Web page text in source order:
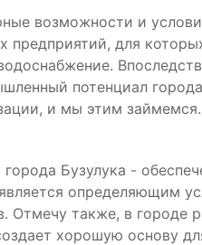
возможности и
предприятий, для
потенциал
и мы этим
Бузулука -
определяющим
Отмечу также, в городе
хорошую основу